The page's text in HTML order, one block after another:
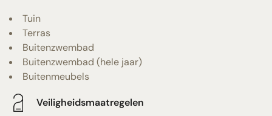
Tuin
Terras
Buitenzwembad
Buitenzwembad (hele jaar)
Buitenmeubels
Veiligheidsmaatregelen